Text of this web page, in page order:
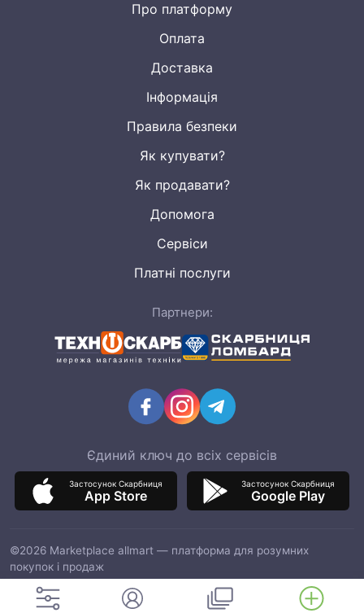
Про платформу
Оплата
Доставка
Інформація
Правила безпеки
Як купувати?
Як продавати?
Допомога
Сервіси
Платні послуги
Партнери:
Єдиний ключ до всіх сервісів
Застосунок Скарбниця
App Store
Застосунок Скарбниця
Google Play
©2026 Marketplace allmart — платформа для розумних
покупок і продаж
ТОВ "ІТМ МАРКЕТ", код ЄДРПОУ 42964597, адреса: 03151, м.
Київ, вул. Смілянська, 8